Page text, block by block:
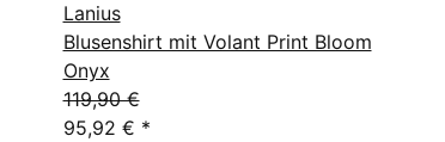
Lanius
Blusenshirt mit Volant Print Bloom
Onyx
119,90 €
95,92 € *